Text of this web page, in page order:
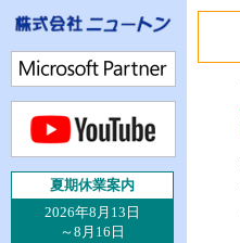
夏期休業案内
2026年8月13日
～8月16日